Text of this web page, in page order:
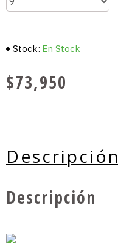
$73,950
Stock: En Stock
Descripción
Descripción